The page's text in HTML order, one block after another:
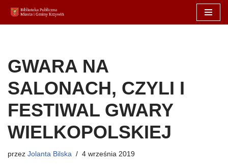
Przejdź
GWARA NA
SALONACH, CZYLI I
FESTIWAL GWARY
WIELKOPOLSKIEJ
przez Jolanta Bilska 4 września 2019